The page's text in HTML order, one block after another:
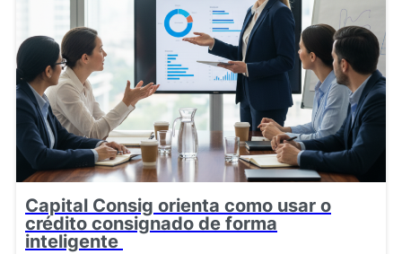
Capital Consig orienta como usar o
crédito consignado de forma
inteligente